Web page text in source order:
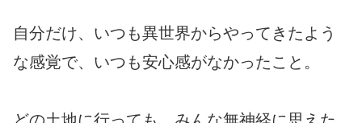
自分だけ、いつも異世界からやってきたよう
な感覚で、いつも安心感がなかったこと。